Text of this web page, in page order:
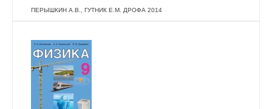
ПЕРЫШКИН А.В., ГУТНИК Е.М. ДРОФА 2014